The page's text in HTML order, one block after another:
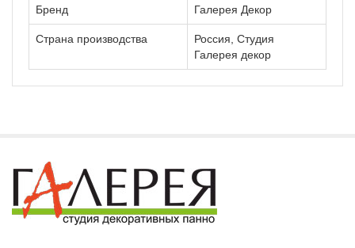
Бренд Галерея Декор
Страна производства
Россия, Студия
Галерея декор